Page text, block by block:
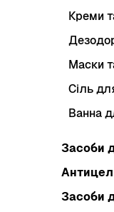
Креми
Маски
Сіль
Ванна
Засоби
Засоби